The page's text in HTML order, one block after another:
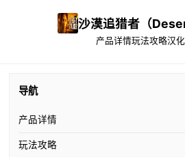
沙漠追猎者（
产品详情玩法攻略汉
导航
产品详情
玩法攻略